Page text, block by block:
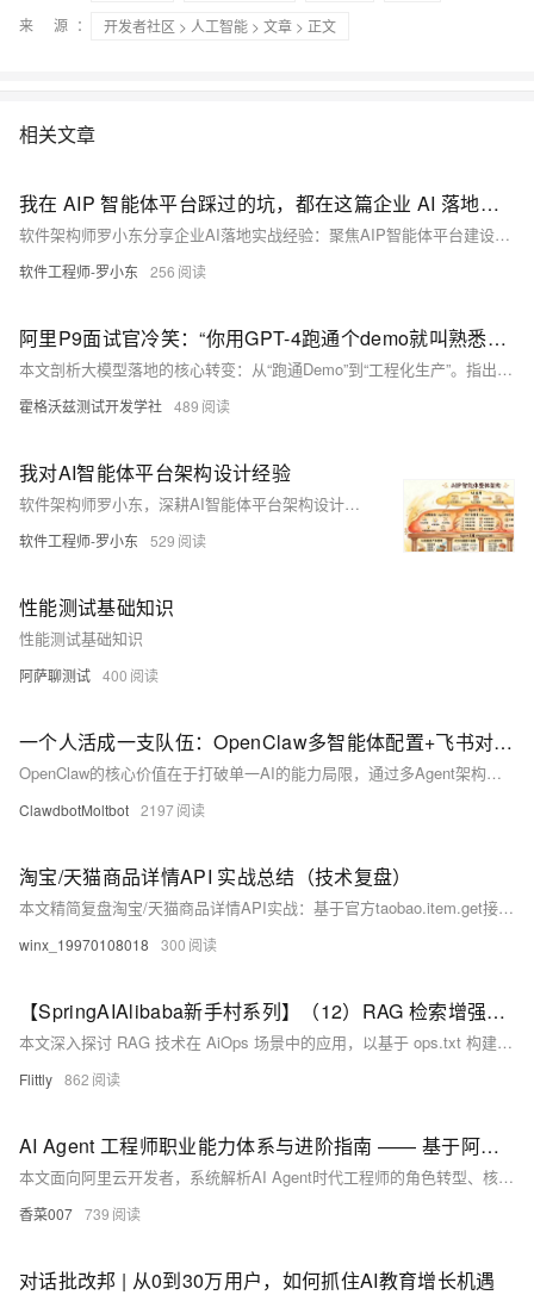
来 源：
开发者社区 > 人工智能 > 文章 > 正文
相关文章
我在 AIP 智能体平台踩过的坑，都在这篇企业 AI 落地经验里了
软件架构师罗小东分享企业AI落地实战经验：聚焦AIP智能体平台建设中的真实坑点与解法——涵盖智能体全生命周期管理、多源知识库语义检索、MCP工具集成及多模型中立架构设计，强调“解决问题”而非堆砌功能。（239字）
软件工程师-罗小东 256
阿里P9面试官冷笑：“你用GPT-4跑通个demo就叫熟悉大模型？”我默默关掉了电脑...
本文剖析大模型落地的核心转变：从“跑通Demo”到“工程化生产”。指出面试淘汰主因是缺乏Agent架构、Skill封装、评测闭环、成本管控等实战能力。以Claude Code、Cursor、OpenClaw为例，揭示生产级AI应用的分层机制与MCP协议价值。强调：合格AI工程师=懂模型+精工程+建闭环，Skill工程师即AI时代新架构师。
霍格沃兹测试开发学社 489
我对AI智能体平台架构设计经验
软件架构师罗小东，深耕AI智能体平台架构设计与工程落地。本文系统阐述AIP五层架构（应用层、平台层、支撑层、运营层、运维层），聚焦分层边界、能力抽象、运行约束与可信保障，强调“可控性、可扩展性、可维护性”的务实平衡，为AI工程化提供可复用的实践范式。（239字）
软件工程师-罗小东 529
性能测试基础知识
性能测试基础知识
阿萨聊测试 400
一个人活成一支队伍：OpenClaw多智能体配置+飞书对接+大模型接入优化完整手册
OpenClaw的核心价值在于打破单一AI的能力局限，通过多Agent架构构建分工明确的数字员工团队，让每个智能体专注特定任务，协同完成复杂流程。本文基于2026年最新稳定版，遵循“环境准备→角色规划→核心配置→系统分配→通讯对接→启动调试”6大步骤，详细拆解数字员工团队搭建全流程，同时提供阿里云及本地多系统部署方案、阿里云百炼免费大模型配置，所有命令可直接复制执行，助力用户从零打造高效协同的AI团队。
ClawdbotMoltbot 2197
淘宝/天猫商品详情API 实战总结（技术复盘）
本文精简复盘淘宝/天猫商品详情API实战：基于官方taobao.item.get接口及合规第三方封装方案，完成鉴权适配、限流容错与结构化数据采集，稳定获取商品基础信息、SKU、价格、图文、评价等五大类数据，满足企业级商用需求。（239字）
winx_19970108018 300
【SpringAIAlibaba新手村系列】（12）RAG 检索增强生成技术
本文深入探讨 RAG 技术在 AiOps 场景中的应用，以基于 ops.txt 构建运维知识库为例，讲解了如何通过将文本切分、向量化并存入向量数据库，实现 AI 故障查询。内容涵盖 EmbeddingModel、VectorStore 的基本概念，以及利用 Redis 的 SETNX 机制防止知识库重复导入的工程实践。核心在于让 AI 结合外部知识库，更准确地回答运维问题。
Flittly 862
AI Agent 工程师职业能力体系与进阶指南 —— 基于阿里云生态的落地视角
本文面向阿里云开发者，系统解析AI Agent时代工程师的角色转型、核心技术（认知架构/记忆系统/工具协同）与三阶成长路径（原型→系统→专家），结合通义千问、PolarDB、PAI等阿里云生态实践，助工程师构建自主决策系统的工程化能力。（239字）
香菜007 739
对话批改邦 | 从0到30万用户，如何抓住AI教育增长机遇